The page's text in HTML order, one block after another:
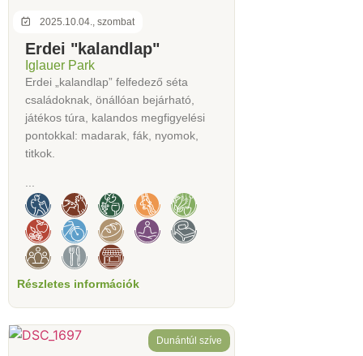
2025.10.04., szombat
Erdei "kalandlap"
Iglauer Park
Erdei „kalandlap” felfedező séta
családoknak, önállóan bejárható,
játékos túra, kalandos megfigyelési
pontokkal: madarak, fák, nyomok,
titkok.
Részletes információk
Dunántúl szíve